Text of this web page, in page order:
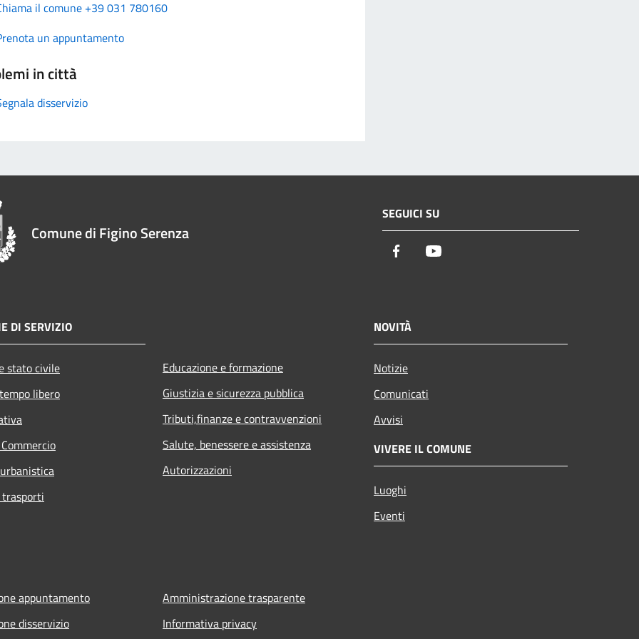
il comune +39 031 780160
un appuntamento
in città
disservizio
Comune di Figino Serenza
SEGUICI SU
Facebook
DI SERVIZIO
stato civile
libero
Educazione e formazione
Giustizia e sicurezza pubblica
Tributi,finanze e contravvenzioni
Salute, benessere e assistenza
Autorizzazioni
NOVITÀ
Notizie
Comunicati
Avvisi
VIVERE IL COMUNE
Luoghi
Eventi
appuntamento
disservizio
Amministrazione trasparente
Informativa privacy